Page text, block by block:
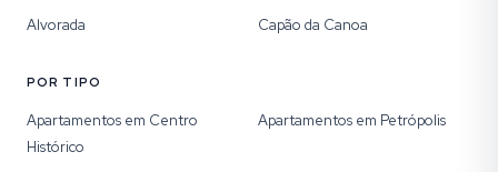
Alvorada
Capão da Canoa
POR TIPO
Apartamentos em Centro
Histórico
Apartamentos em Petrópolis